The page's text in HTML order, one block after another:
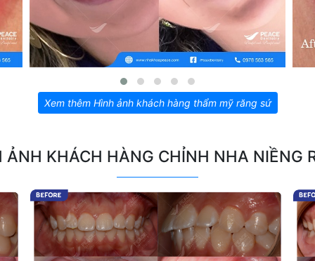
Xem thêm Hình ảnh khách hàng thẩm mỹ răng sứ
ẢNH KHÁCH HÀNG CHỈNH NHA NIỀNG